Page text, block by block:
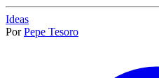
Ideas
Por Pepe Tesoro